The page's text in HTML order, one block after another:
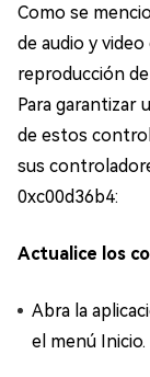
Como se
de audio y
reproducción
Para garantizar
de estos
sus
0xc00d36b4:
Actualice los
Abra la
el menú Inicio.